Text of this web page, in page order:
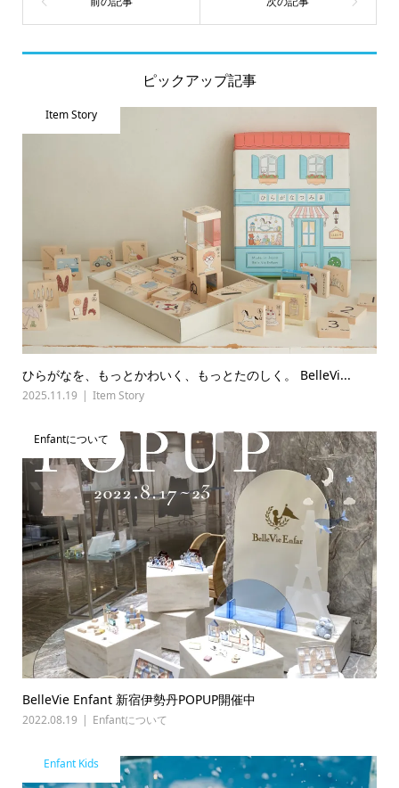
ピックアップ記事
Item Story
ひらがなを、もっとかわいく、もっとたのしく。 BelleVi...
2025.11.19 Item Story
Enfantについて
BelleVie Enfant 新宿伊勢丹POPUP開催中
2022.08.19 Enfantについて
Enfant Kids